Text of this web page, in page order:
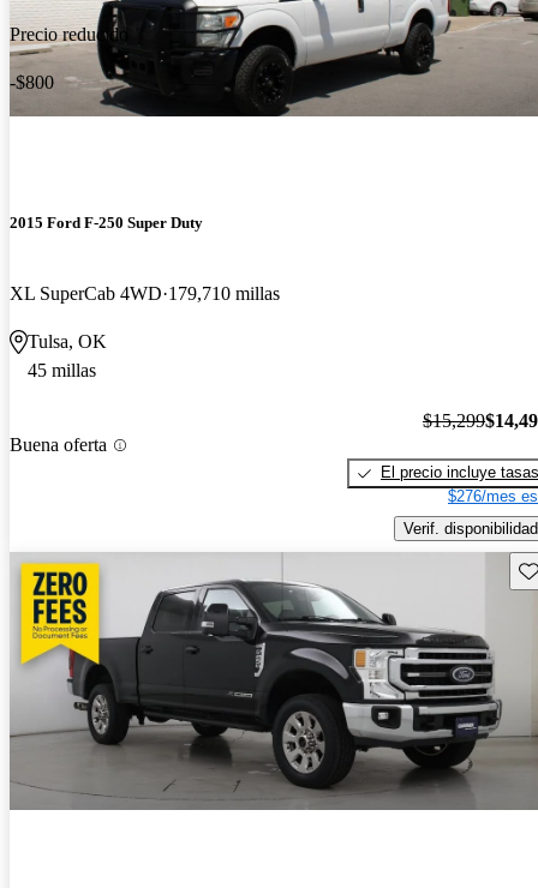
Precio reducido
-$800
2015 Ford F-250 Super Duty
XL SuperCab 4WD 179,710 millas
Tulsa, OK
45 millas
Buena oferta
$15,299
El precio incluye tasas
$276/mes
Verif. disponibilidad